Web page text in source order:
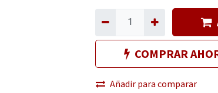
COMPRAR
Añadir para comparar